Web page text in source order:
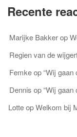
Recente
Marijke Bakkerop
Regien van de
Femkeop“Wij gaan
Dennis op“Wij gaan
LotteopWelkom bij